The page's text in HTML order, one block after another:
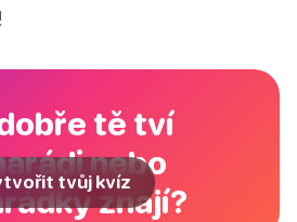
tě tví
nebo
znají?
tvůj kvíz